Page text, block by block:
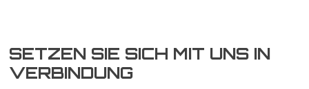
SETZEN SIE SICH MIT UNS IN
VERBINDUNG